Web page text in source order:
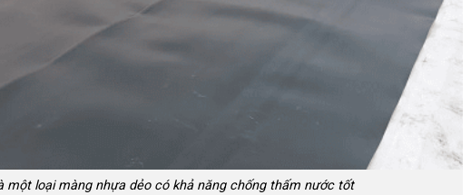
một loại màng nhựa dẻo có khả năng chống thấm nước tốt